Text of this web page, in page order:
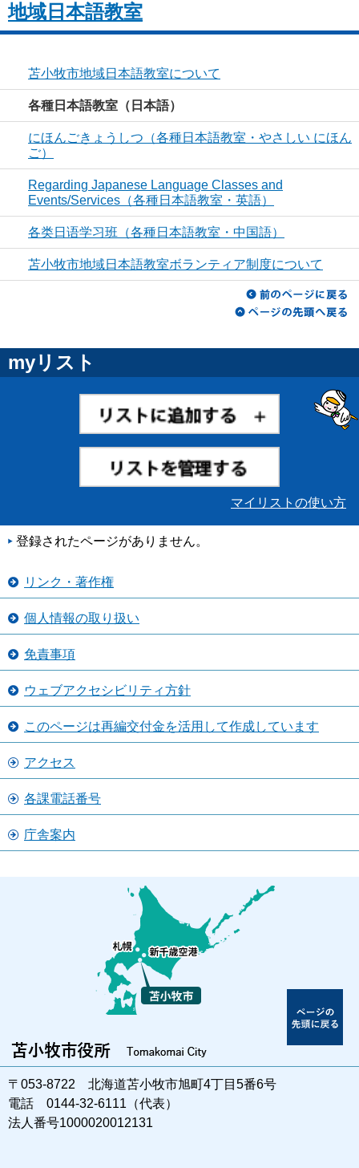
地域日本語教室
苫小牧市地域日本語教室について
各種日本語教室（日本語）
にほんごきょうしつ（各種日本語教室・やさしい にほん
ご）
Regarding Japanese Language Classes and
Events/Services（各種日本語教室・英語）
各类日语学习班（各種日本語教室・中国語）
苫小牧市地域日本語教室ボランティア制度について
myリスト
マイリストの使い方
登録されたページがありません。
リンク・著作権
個人情報の取り扱い
免責事項
ウェブアクセシビリティ方針
このページは再編交付金を活用して作成しています
アクセス
各課電話番号
庁舎案内
〒053-8722 北海道苫小牧市旭町4丁目5番6号
電話 0144-32-6111（代表）
法人番号1000020012131